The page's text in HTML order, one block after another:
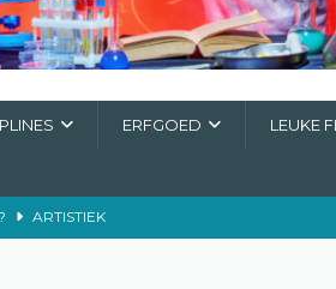
ERFGOED LEUKE
ARTISTIEK